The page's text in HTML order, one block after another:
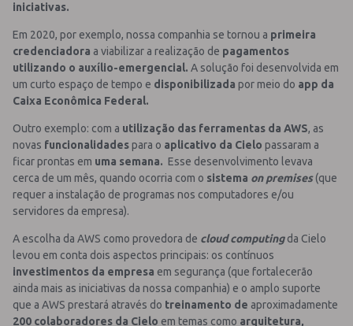
iniciativas.
Em 2020, por exemplo, nossa companhia se tornou a primeira
credenciadora a viabilizar a realização de pagamentos
utilizando o auxílio-emergencial. A solução foi desenvolvida em
um curto espaço de tempo e disponibilizada por meio do app da
Caixa Econômica Federal.
Outro exemplo: com a utilização das ferramentas da AWS, as
novas funcionalidadespara o aplicativo da Cielo passaram a
ficar prontas em uma semana. Esse desenvolvimento levava
cerca de um mês, quando ocorria com o sistema on premises(que
requer a instalação de programas nos computadores e/ou
servidores da empresa).
A escolha da AWS como provedora de cloud computingda Cielo
levou em conta dois aspectos principais: os contínuos
investimentos da empresa em segurança (que fortalecerão
ainda mais as iniciativas da nossa companhia) e o amplo suporte
que a AWS prestará através do treinamento de aproximadamente
200 colaboradores da Cielo em temas como arquitetura,